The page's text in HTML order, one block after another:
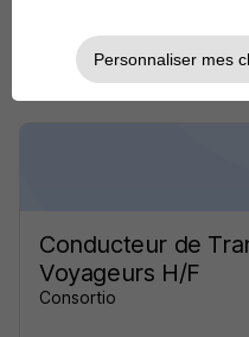
Cette offre n’est plus
Conducteur de
Voyageurs H/F
Consortio
Personnaliser mes